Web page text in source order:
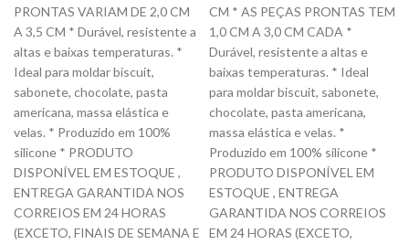
PRONTAS VARIAM DE 2,0 CM
A 3,5 CM * Durável, resistente a
altas e baixas temperaturas. *
Ideal para moldar biscuit,
sabonete, chocolate, pasta
americana, massa elástica e
velas. * Produzido em 100%
silicone * PRODUTO
DISPONÍVEL EM ESTOQUE ,
ENTREGA GARANTIDA NOS
CORREIOS EM 24 HORAS
(EXCETO, FINAIS DE SEMANA E
CM * AS PEÇAS PRONTAS TEM
1,0 CM A 3,0 CM CADA *
Durável, resistente a altas e
baixas temperaturas. * Ideal
para moldar biscuit, sabonete,
chocolate, pasta americana,
massa elástica e velas. *
Produzido em 100% silicone *
PRODUTO DISPONÍVEL EM
ESTOQUE , ENTREGA
GARANTIDA NOS CORREIOS
EM 24 HORAS (EXCETO,